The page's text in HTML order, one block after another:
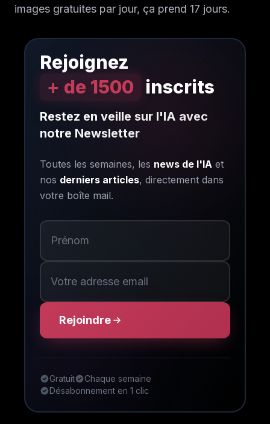
images gratuites par jour, ça prend 17 jours.
Rejoignez
+ de 1500 inscrits
Restez en veille sur l'IA avec
notre Newsletter
Toutes les semaines, les news de l'IA et
nos derniers articles, directement dans
votre boîte mail.
Rejoindre
Gratuit
Chaque semaine
Désabonnement en 1 clic